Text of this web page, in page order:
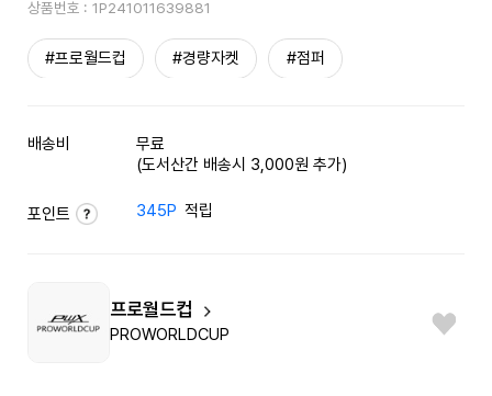
상품번호 : 1P241011639881
#프로월드컵 #경량자켓 #점퍼
배송비
무료
(도서산간 배송시 3,000원 추가)
포인트 345P 적립
프로월드컵
PROWORLDCUP